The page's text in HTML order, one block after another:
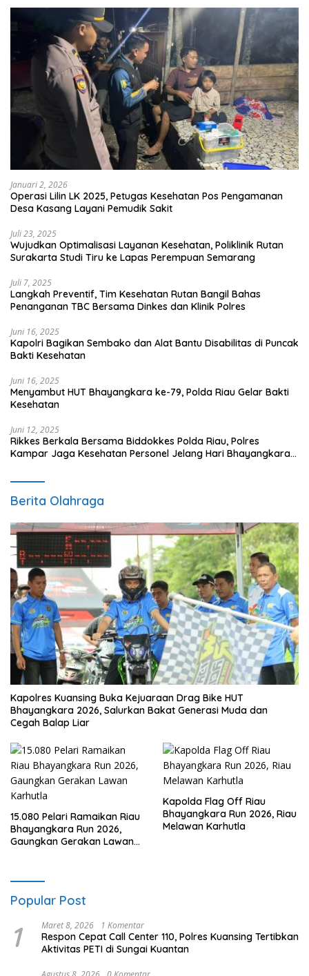
Januari 2, 2026
Operasi Lilin LK 2025, Petugas Kesehatan Pos Pengamanan
Desa Kasang Layani Pemudik Sakit
Juli 23, 2025
Wujudkan Optimalisasi Layanan Kesehatan, Poliklinik Rutan
Surakarta Studi Tiru ke Lapas Perempuan Semarang
Juli 7, 2025
Langkah Preventif, Tim Kesehatan Rutan Bangil Bahas
Penanganan TBC Bersama Dinkes dan Klinik Polres
Juni 16, 2025
Kapolri Bagikan Sembako dan Alat Bantu Disabilitas di Puncak
Bakti Kesehatan
Juni 16, 2025
Menyambut HUT Bhayangkara ke-79, Polda Riau Gelar Bakti
Kesehatan
Juni 12, 2025
Rikkes Berkala Bersama Biddokkes Polda Riau, Polres
Kampar Jaga Kesehatan Personel Jelang Hari Bhayangkara
Berita Olahraga
Kapolres Kuansing Buka Kejuaraan Drag Bike HUT
Bhayangkara 2026, Salurkan Bakat Generasi Muda dan
Cegah Balap Liar
15.080 Pelari Ramaikan Riau
Bhayangkara Run 2026,
Gaungkan Gerakan Lawan
Kapolda Flag Off Riau
Bhayangkara Run 2026, Riau
Melawan Karhutla
Popular Post
1 Maret 8, 2026 1 Komentar
Respon Cepat Call Center 110, Polres Kuansing Tertibkan
Aktivitas PETI di Sungai Kuantan